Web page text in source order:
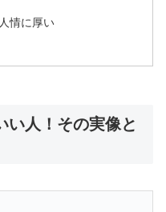
情に厚い
い人！その実像と